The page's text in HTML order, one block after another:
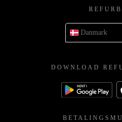
Danmark
DOWNLOAD